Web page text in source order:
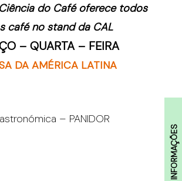
INFORMAÇÕES
do Café oferece todos
café no stand da CAL
– QUARTA – FEIRA
DA AMÉRICA LATINA
– PANIDOR